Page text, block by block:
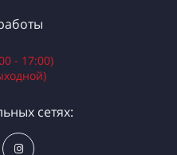
- 17:00)
сетях: